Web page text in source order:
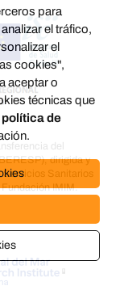
del
dirigida y
Servicios Sanitarios
IMIM.
para
el tráfico,
el
cookies",
aceptar o
técnicas que
política de